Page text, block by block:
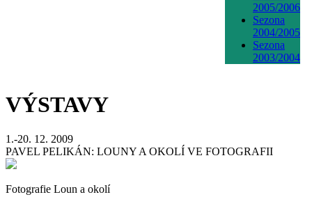
2005/2006
Sezona
2004/2005
Sezona
2003/2004
VÝSTAVY
1.-20. 12. 2009
PAVEL PELIKÁN: LOUNY A OKOLÍ VE FOTOGRAFII
Fotografie Loun a okolí